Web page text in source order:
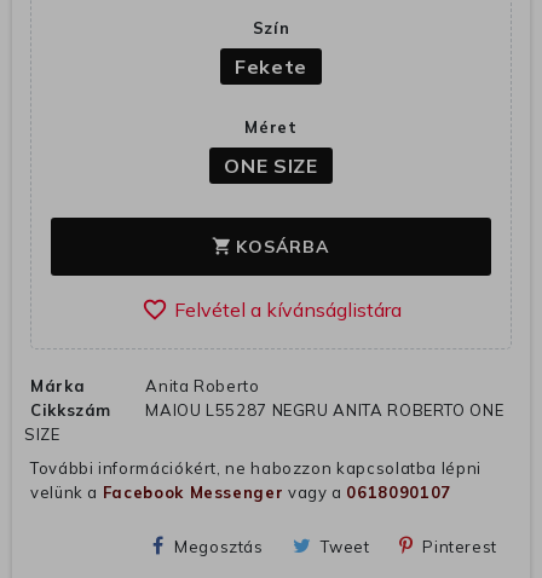
Szín
Fekete
Méret
ONE SIZE
shopping_cart KOSÁRBA
favorite_border
Márka
Anita Roberto
Cikkszám
MAIOU L55287 NEGRU ANITA ROBERTO ONE
SIZE
További információkért, ne habozzon kapcsolatba lépni
velünk a Facebook Messenger vagy a 0618090107
Megosztás Tweet Pinterest